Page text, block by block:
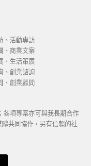
、活動專訪
、商業文案
、生活策展
、創業諮詢
、創業顧問
項專案亦可與我長期合作
共同協作，另有信賴的社